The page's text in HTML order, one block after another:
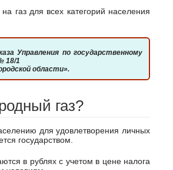
18/1
области».
газ?
государством.